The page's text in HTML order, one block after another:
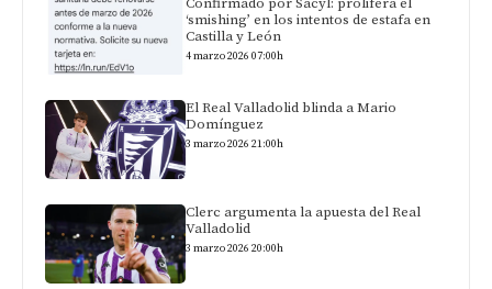
‘smishing’ en los intentos de estafa en
Castilla y León
4 marzo 2026 07:00h
El Real Valladolid blinda a Mario
Domínguez
3 marzo 2026 21:00h
Clerc argumenta la apuesta del Real
Valladolid
3 marzo 2026 20:00h